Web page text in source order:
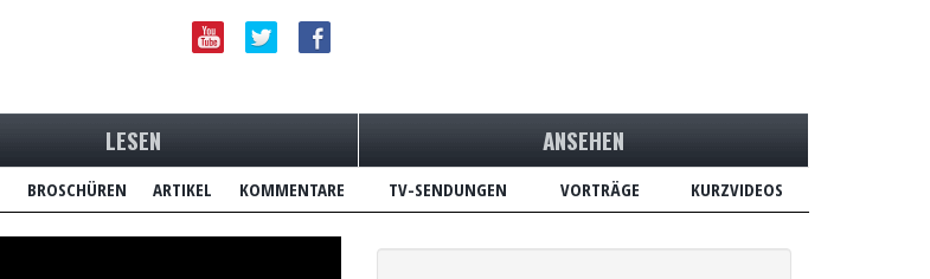
LESEN
BROSCHÜREN ARTIKEL KOMMENTARE
ANSEHEN
TV-SENDUNGEN VORTRÄGE KURZVIDEOS